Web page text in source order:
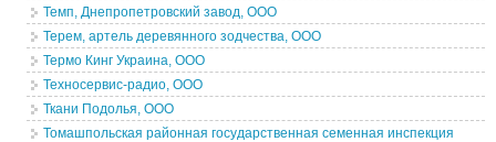
Темп, Днепропетровский завод, ООО
Терем, артель деревянного зодчества, ООО
Термо Кинг Украина, ООО
Техносервис-радио, ООО
Ткани Подолья, ООО
Томашпольская районная государственная семенная инспекция